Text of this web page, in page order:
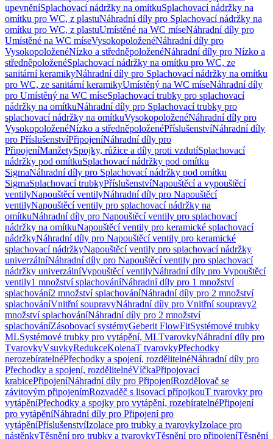
upevněníSplachovací nádržky na omítkuSplachovací nádržky na
omítku pro WC, z plastuNáhradní díly pro Splachovací nádržky na
omítku pro WC, z plastuUmístěné na WC míseNáhradní díly pro
Umístěné na WC míseVysokopoloženéNáhradní díly pro
VysokopoloženéNízko a středněpoloženéNáhradní díly pro Nízko a
středněpoloženéSplachovací nádržky na omítku pro WC, ze
sanitární keramikyNáhradní díly pro Splachovací nádržky na omítku
pro WC, ze sanitární keramikyUmístěný na WC míseNáhradní díly
pro Umístěný na WC míseSplachovací trubky pro splachovací
nádržky na omítkuNáhradní díly pro Splachovací trubky pro
splachovací nádržky na omítkuVysokopoloženéNáhradní díly pro
VysokopoloženéNízko a středněpoloženéPříslušenstvíNáhradní díly
pro PříslušenstvíPřipojeníNáhradní díly pro
PřipojeníManžetySpojky, růžice a díly proti vzdutíSplachovací
nádržky pod omítkuSplachovací nádržky pod omítku
SigmaNáhradní díly pro Splachovací nádržky pod omítku
SigmaSplachovací trubkyPříslušenstvíNapouštěcí a vypouštěcí
ventilyNapouštěcí ventilyNáhradní díly pro Napouštěcí
ventilyNapouštěcí ventily pro splachovací nádržky na
omítkuNáhradní díly pro Napouštěcí ventily pro splachovací
nádržky na omítkuNapouštěcí ventily pro keramické splachovací
nádržkyNáhradní díly pro Napouštěcí ventily pro keramické
splachovací nádržkyNapouštěcí ventily pro splachovací nádržky
univerzálníNáhradní díly pro Napouštěcí ventily pro splachovací
nádržky univerzálníVypouštěcí ventilyNáhradní díly pro Vypouštěcí
ventily1 množství splachováníNáhradní díly pro 1 množství
splachování2 množství splachováníNáhradní díly pro 2 množství
splachováníVnitřní soupravyNáhradní díly pro Vnitřní soupravy2
množství splachováníNáhradní díly pro 2 množství
splachováníZásobovací systémyGeberit FlowFitSystémové trubky
MLSystémové trubky pro vytápění, MLTvarovkyNáhradní díly pro
TvarovkyVsuvkyRedukceKolenaT tvarovkyPřechodky
nerozebíratelnéPřechodky a spojení, rozdělitelnéNáhradní díly pro
Přechodky a spojení, rozdělitelnéVíčkaPřipojovací
krabicePřipojeníNáhradní díly pro PřipojeníRozdělovač se
závitovým připojenímRozvaděč s lisovací přípojkouT tvarovky pro
vytápěníPřechodky a spojky pro vytápění, rozebíratelnéPřipojení
pro vytápěníNáhradní díly pro Připojení pro
vytápěníPříslušenstvíIzolace pro trubky a tvarovkyIzolace pro
nástěnkyTěsnění pro trubky a tvarovkyTěsnění pro připojeníTěsnění